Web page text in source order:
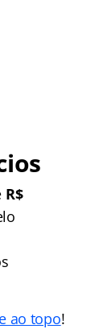
R$
ao topo!